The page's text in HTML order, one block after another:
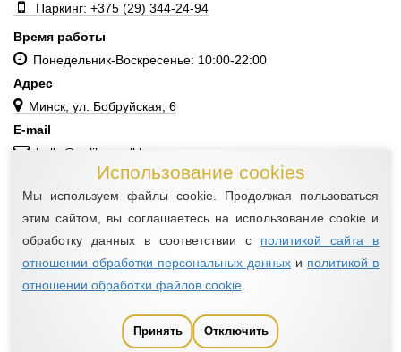
Паркинг: +375 (29) 344-24-94
Время работы
Понедельник-Воскресенье: 10:00-22:00
Адрес
Минск, ул. Бобруйская, 6
E-mail
hello@galileomall.by
©ИООО «Миатон», 2016—2026
Все права защищены
НАСТРОЙКА СБОРА COOKIE
разработка сайта
Использование cookies
Мы используем файлы cookie. Продолжая пользоваться
этим сайтом, вы соглашаетесь на использование cookie и
обработку данных в соответствии с политикой сайта в
отношении обработки персональных данных и политикой в
отношении обработки файлов cookie.
Принять Отключить